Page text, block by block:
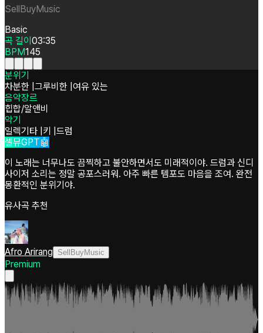
SellBuyMusic
Basic
곡 길이 03:35
BPM145
분위기
차분한 그루비한 여유 있는
음악장르
힙합/알앤비
악기
일렉기타 키 드럼
셀뮤GPT🤖
이 노래는 너무나도 끔찍하고 불안하면서도 미래적이야. 드럼과 신디
사이저 소리는 정말 공포스러워. 아주 빠른 템포도 마음을 조여. 완전
몽환적인 분위기야.
유사곡 추천
Afro Arirang SellBuyMusic
Premium